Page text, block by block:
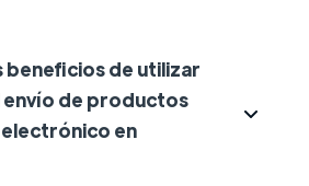
beneficios de utilizar
envío de productos
en